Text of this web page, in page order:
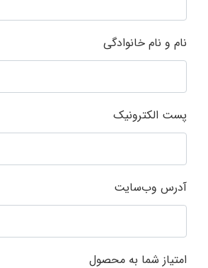
نام و نام خانوادگی
پست الکترونیک
آدرس وب‌سایت
امتیاز شما به محصول